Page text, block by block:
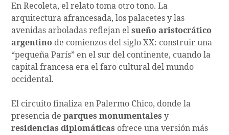
En Recoleta, el relato toma otro tono. La
arquitectura afrancesada, los palacetes y las
avenidas arboladas reflejan elsueño aristocrático
argentino de comienzos del siglo XX: construir una
“pequeña París” en el sur del continente, cuando la
capital francesa era el faro cultural del mundo
occidental.
El circuito finaliza en Palermo Chico, donde la
presencia deparques monumentales y
residencias diplomáticas ofrece una versión más